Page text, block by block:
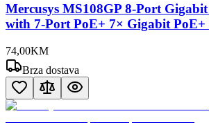
Mercusys MS108GP 8-Port
with 7-Port PoE+ 7× Gigabit
74,00KM
Brza dostava